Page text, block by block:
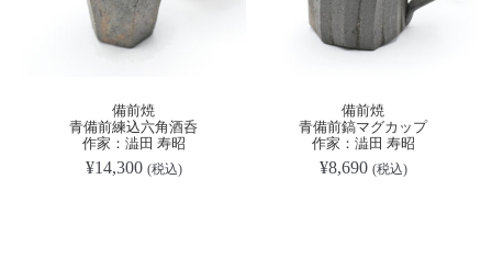
備前焼
青備前鎬マグカップ
作家：澁田 寿昭
¥8,690 (税込)
備前焼
青備前練込六角酒呑
作家：澁田 寿昭
¥14,300 (税込)